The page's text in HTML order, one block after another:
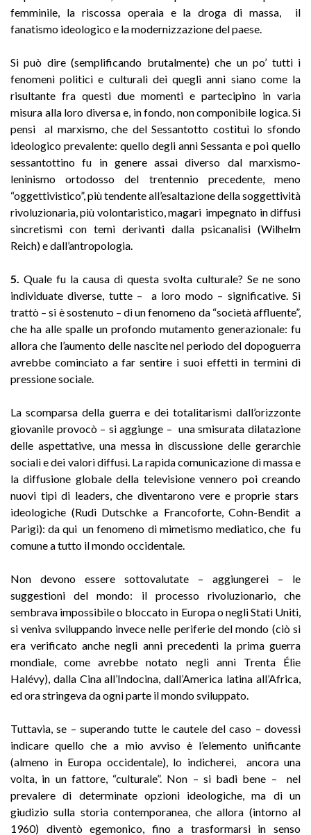
femminile, la riscossa operaia e la droga di massa, il
fanatismo ideologico e la modernizzazione del paese.
Si può dire (semplificando brutalmente) che un po’ tutti i
fenomeni politici e culturali dei quegli anni siano come la
risultante fra questi due momenti e partecipino in varia
misura alla loro diversa e, in fondo, non componibile logica. Si
pensi al marxismo, che del Sessantotto costituì lo sfondo
ideologico prevalente: quello degli anni Sessanta e poi quello
sessantottino fu in genere assai diverso dal marxismo-
leninismo ortodosso del trentennio precedente, meno
“oggettivistico”, più tendente all’esaltazione della soggettività
rivoluzionaria, più volontaristico, magari impegnato in diffusi
sincretismi con temi derivanti dalla psicanalisi (Wilhelm
Reich) e dall’antropologia.
5. Quale fu la causa di questa svolta culturale? Se ne sono
individuate diverse, tutte – a loro modo – significative. Si
trattò – si è sostenuto – di un fenomeno da “società affluente”,
che ha alle spalle un profondo mutamento generazionale: fu
allora che l’aumento delle nascite nel periodo del dopoguerra
avrebbe cominciato a far sentire i suoi effetti in termini di
pressione sociale.
La scomparsa della guerra e dei totalitarismi dall’orizzonte
giovanile provocò – si aggiunge – una smisurata dilatazione
delle aspettative, una messa in discussione delle gerarchie
sociali e dei valori diffusi. La rapida comunicazione di massa e
la diffusione globale della televisione vennero poi creando
nuovi tipi di leaders, che diventarono vere e proprie stars
ideologiche (Rudi Dutschke a Francoforte, Cohn-Bendit a
Parigi): da qui un fenomeno di mimetismo mediatico, che fu
comune a tutto il mondo occidentale.
Non devono essere sottovalutate – aggiungerei – le
suggestioni del mondo: il processo rivoluzionario, che
sembrava impossibile o bloccato in Europa o negli Stati Uniti,
si veniva sviluppando invece nelle periferie del mondo (ciò si
era verificato anche negli anni precedenti la prima guerra
mondiale, come avrebbe notato negli anni Trenta Élie
Halévy), dalla Cina all’Indocina, dall’America latina all’Africa,
ed ora stringeva da ogni parte il mondo sviluppato.
Tuttavia, se – superando tutte le cautele del caso – dovessi
indicare quello che a mio avviso è l’elemento unificante
(almeno in Europa occidentale), lo indicherei, ancora una
volta, in un fattore, “culturale”. Non – si badi bene – nel
prevalere di determinate opzioni ideologiche, ma di un
giudizio sulla storia contemporanea, che allora (intorno al
1960) diventò egemonico, fino a trasformarsi in senso